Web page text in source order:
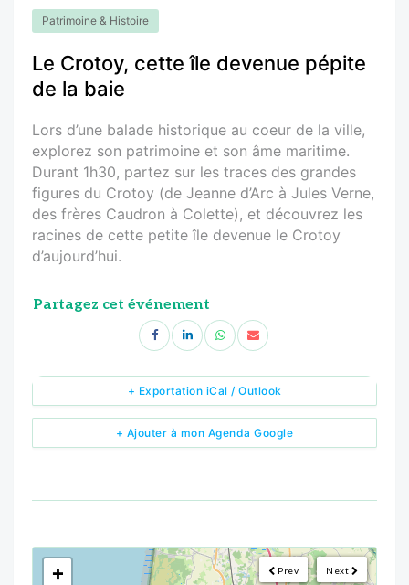
Patrimoine & Histoire
Le Crotoy, cette île devenue pépite
de la baie
Lors d’une balade historique au coeur de la ville,
explorez son patrimoine et son âme maritime.
Durant 1h30, partez sur les traces des grandes
figures du Crotoy (de Jeanne d’Arc à Jules Verne,
des frères Caudron à Colette), et découvrez les
racines de cette petite île devenue le Crotoy
d’aujourd’hui.
Partagez cet événement
+ Ajouter à mon Agenda Google
+ Exportation iCal / Outlook
Next
Prev
<!---->
+